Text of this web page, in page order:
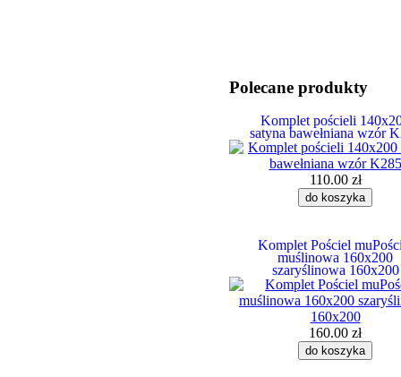
Polecane produkty
Komplet pościeli
satyna bawełniana wzór
110.00 zł
Komplet Pościel
muślinowa 160x200
szaryślinowa 160x200
160.00 zł